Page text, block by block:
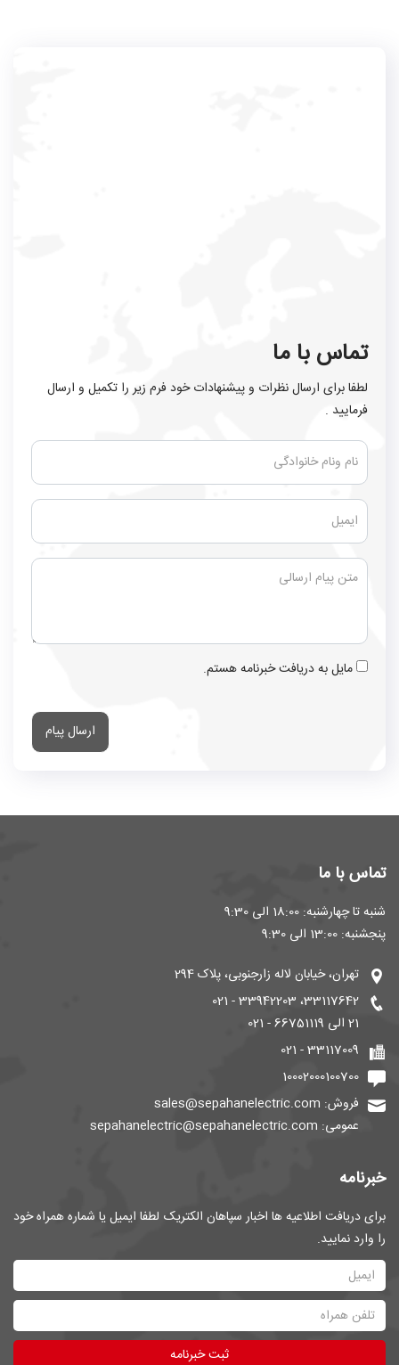
تماس با ما
لطفا برای ارسال نظرات و پیشنهادات خود فرم زیر را تکمیل و ارسال
فرمایید .
مایل به دریافت خبرنامه هستم.
ارسال پیام
تماس با ما
شنبه تا چهارشنبه: 18:00 الی 9:30
پنجشنبه: 13:00 الی 9:30
تهران، خیابان لاله زارجنوبی، پلاک 294
33117642، 33942203 - 021
21 الی 66751119 - 021
33117009 - 021
10002000100700
فروش: sales@sepahanelectric.com
عمومی: sepahanelectric@sepahanelectric.com
خبرنامه
برای دریافت اطلاعیه ها اخبار سپاهان الکتریک لطفا ایمیل یا شماره همراه خود
را وارد نمایید.
ثبت خبرنامه